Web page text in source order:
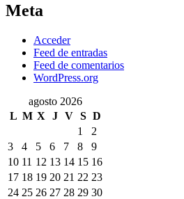
Meta
Acceder
Feed de entradas
Feed de comentarios
WordPress.org
agosto 2026
L M X J V S D
1
2
3
4 5 6 7 8
9
10 11 12 13 14 15 16
17 18 19 20 21 22 23
24 25 26 27 28 29 30